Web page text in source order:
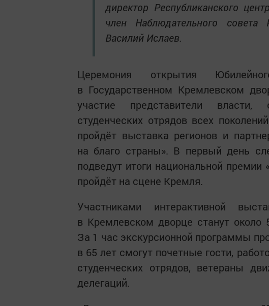
директор Республиканского
член Наблюдательного совета
Василий Ислаев.
Церемония открытия
в Государственном Кремлевском
участие представители власти,
студенческих отрядов всех
пройдёт выставка регионов и
на благо страны». В первый день
подведут итоги национальной премии
пройдёт на сцене Кремля.
Участниками интерактивной
в Кремлевском дворце станут около
За 1 час экскурсионной программы
в 65 лет смогут почетные гости,
студенческих отрядов, ветераны
делегаций.